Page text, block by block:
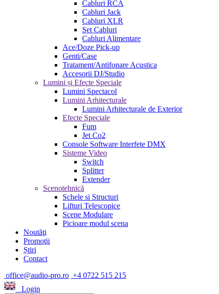
Cabluri RCA
Cabluri Jack
Cabluri XLR
Set Cabluri
Cabluri Alimentare
Ace/Doze Pick-up
Genti/Case
Tratament/Antifonare Acustica
Accesorii DJ/Studio
Lumini și Efecte Speciale
Lumini Spectacol
Lumini Arhitecturale
Lumini Arhitecturale de Exterior
Efecte Speciale
Fum
Jet Co2
Console Software Interfete DMX
Sisteme Video
Switch
Splitter
Extender
Scenotehnică
Schele si Structuri
Lifturi Telescopice
Scene Modulare
Picioare modul scena
Noutăţi
Promoţii
Știri
Contact
office@audio-pro.ro +4 0722 515 215
Login